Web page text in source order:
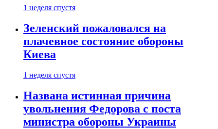
1 неделя спустя
Зеленский пожаловался на
плачевное состояние обороны
Киева
1 неделя спустя
Названа истинная причина
увольнения Федорова с поста
министра обороны Украины